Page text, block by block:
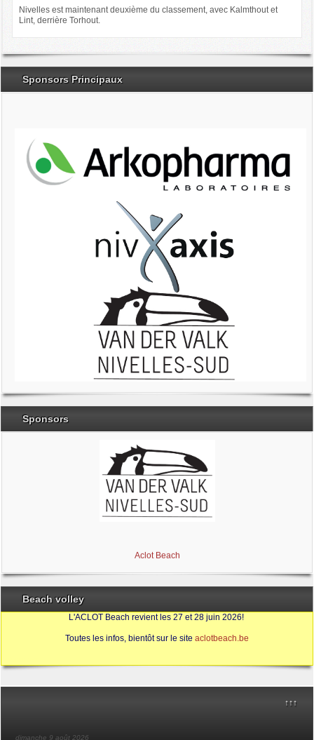
Nivelles est maintenant deuxième du classement, avec Kalmthout et
Lint, derrière Torhout.
Sponsors Principaux
Sponsors
Aclot Beach
Beach volley
L'ACLOT Beach revient les 27 et 28 juin 2026!
Toutes les infos, bientôt sur le site aclotbeach.be
↑↑↑
dimanche 9 août 2026